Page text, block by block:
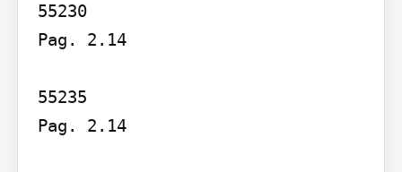
55230
Pag. 2.14
55235
Pag. 2.14